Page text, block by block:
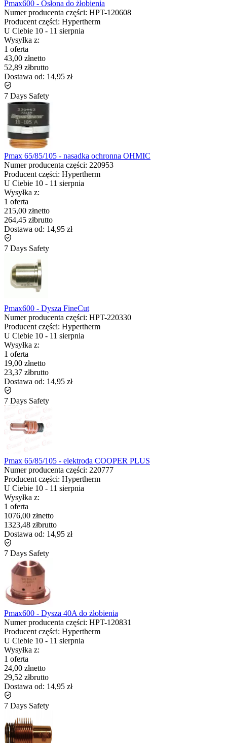
Pmax600 - Osłona do żłobienia
Numer producenta części: HPT-120608
Producent części: Hypertherm
U Ciebie 10 - 11 sierpnia
Wysyłka z:
1 oferta
43,00 złnetto
52,89 złbrutto
Dostawa od: 14,95 zł
7 Days Safety
Pmax 65/85/105 - nasadka ochronna OHMIC
Numer producenta części: 220953
Producent części: Hypertherm
U Ciebie 10 - 11 sierpnia
Wysyłka z:
1 oferta
215,00 złnetto
264,45 złbrutto
Dostawa od: 14,95 zł
7 Days Safety
Pmax600 - Dysza FineCut
Numer producenta części: HPT-220330
Producent części: Hypertherm
U Ciebie 10 - 11 sierpnia
Wysyłka z:
1 oferta
19,00 złnetto
23,37 złbrutto
Dostawa od: 14,95 zł
7 Days Safety
Pmax 65/85/105 - elektroda COOPER PLUS
Numer producenta części: 220777
Producent części: Hypertherm
U Ciebie 10 - 11 sierpnia
Wysyłka z:
1 oferta
1076,00 złnetto
1323,48 złbrutto
Dostawa od: 14,95 zł
7 Days Safety
Pmax600 - Dysza 40A do żłobienia
Numer producenta części: HPT-120831
Producent części: Hypertherm
U Ciebie 10 - 11 sierpnia
Wysyłka z:
1 oferta
24,00 złnetto
29,52 złbrutto
Dostawa od: 14,95 zł
7 Days Safety